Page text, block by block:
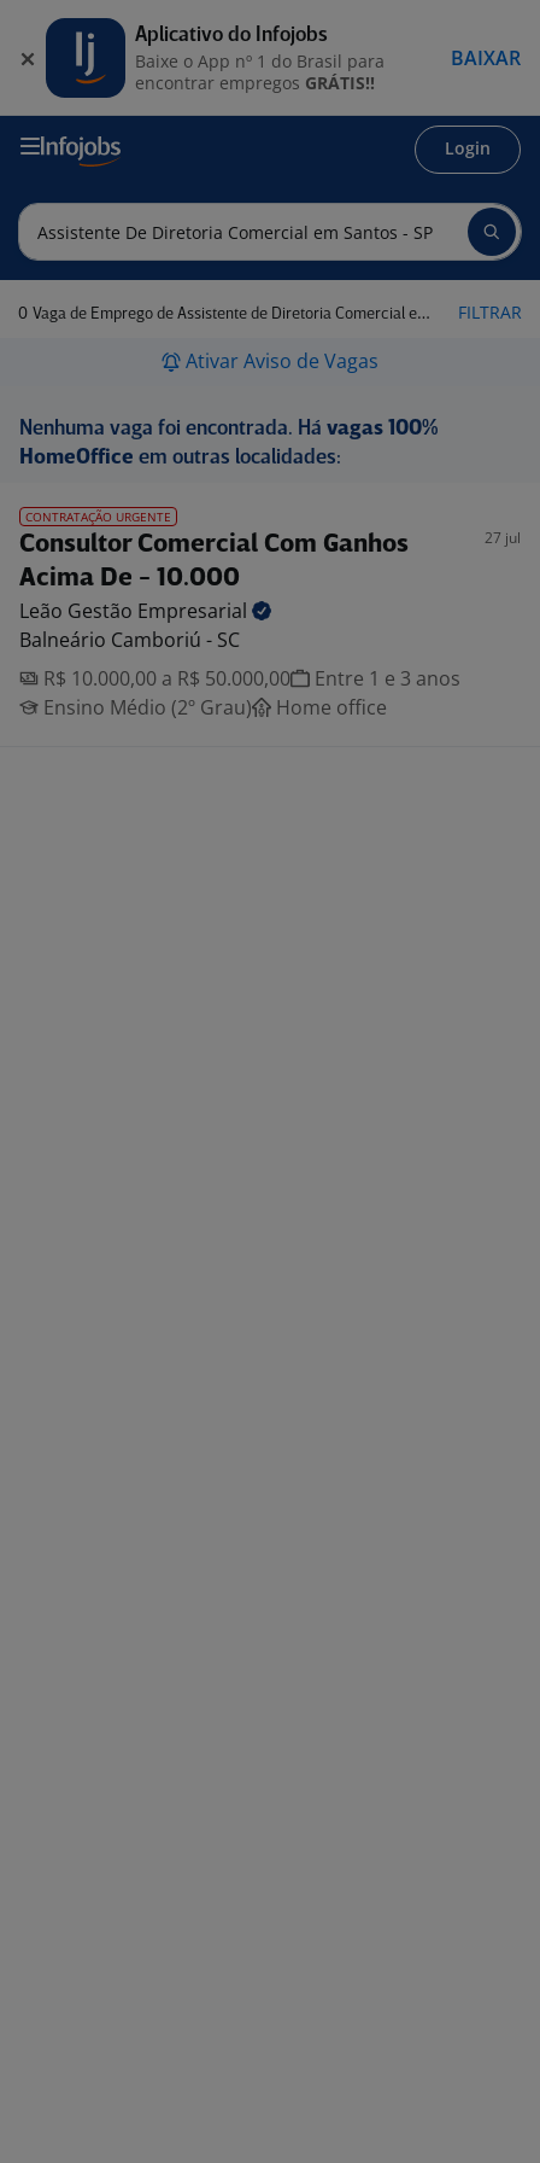
Login
0 Vaga de Emprego de Assistente de Diretoria Comercial em Santos - SP FILTRAR
Ativar Aviso de Vagas
Nenhuma vaga foi encontrada. Há vagas 100%
HomeOffice em outras localidades:
CONTRATAÇÃO URGENTE
Consultor Comercial Com Ganhos
Acima De - 10.000
27 jul
Leão Gestão Empresarial
Balneário Camboriú - SC
R$ 10.000,00 a R$ 50.000,00
Entre 1 e 3 anos
Ensino Médio (2º Grau)
Home office
Aplicativo do Infojobs
Baixe o App nº 1 do Brasil para
encontrar empregos GRÁTIS!!
BAIXAR